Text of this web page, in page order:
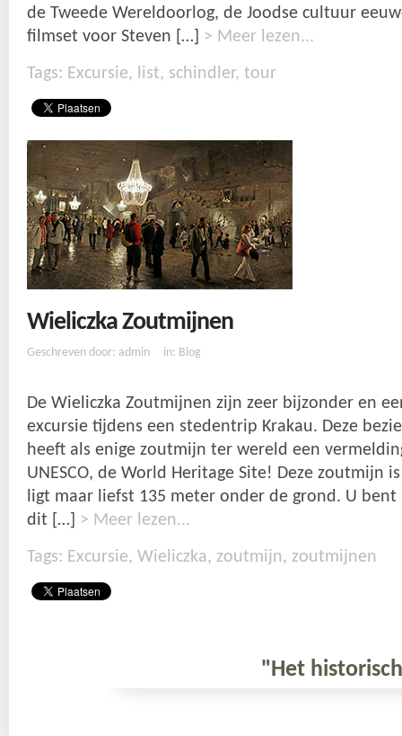
de Tweede Wereldoorlog, de Joodse cultuur
filmset voor Steven […]
> Meer lezen...
Tags: Excursie, list, schindler, tour
Wieliczka Zoutmijnen
Geschreven door: admin in: Blog
De Wieliczka Zoutmijnen zijn zeer bijzonder en
excursie tijdens een stedentrip Krakau. Deze
heeft als enige zoutmijn ter wereld een
UNESCO, de World Heritage Site! Deze zoutmijn
ligt maar liefst 135 meter onder de grond. U
dit […]
> Meer lezen...
Tags: Excursie, Wieliczka, zoutmijn, zoutmijnen
"Het